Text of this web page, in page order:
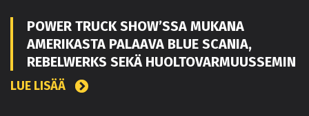
POWER TRUCK SHOW’SSA MUKANA
AMERIKASTA PALAAVA BLUE SCANIA,
REBELWERKS SEKÄ HUOLTOVARMUUSSEMIN
LUE LISÄÄ